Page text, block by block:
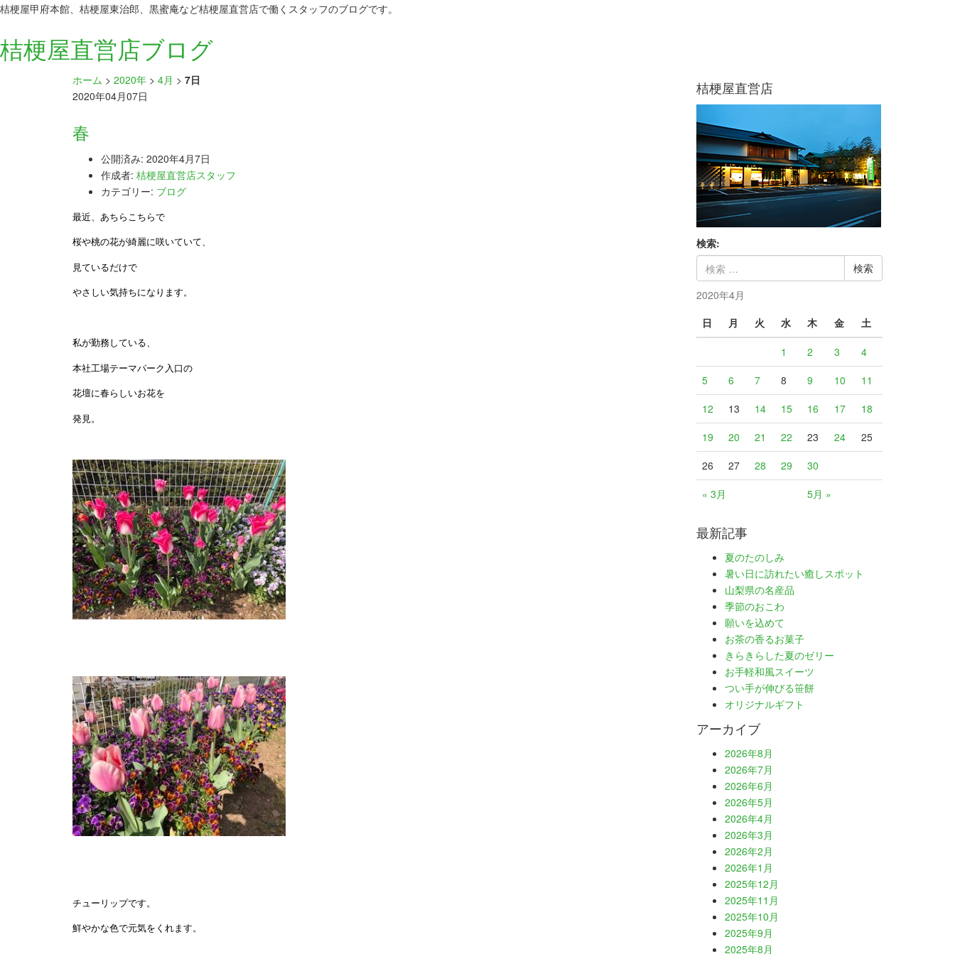
桔梗屋甲府本館、桔梗屋東治郎、黒蜜庵など桔梗屋直営店で働くスタッフのブログです。
桔梗屋直営店ブログ
ホーム > 2020年 > 4月 > 7日
2020年04月07日
春
公開済み: 2020年4月7日
作成者: 桔梗屋直営店スタッフ
カテゴリー: ブログ
最近、あちらこちらで
桜や桃の花が綺麗に咲いていて、
見ているだけで
やさしい気持ちになります。
私が勤務している、
本社工場テーマパーク入口の
花壇に春らしいお花を
発見。
チューリップです。
鮮やかな色で元気をくれます。
桔梗屋直営店
検索:
2020年4月
日
月 火 水 木 金 土
« 3月 5月 »
1 2 3
4
5
6 7 8 9 10
11
12
13 14 15 16 17
18
19
20 21 22 23 24
25
26
27 28 29 30
最新記事
夏のたのしみ
暑い日に訪れたい癒しスポット
山梨県の名産品
季節のおこわ
願いを込めて
お茶の香るお菓子
きらきらした夏のゼリー
お手軽和風スイーツ
つい手が伸びる笹餅
オリジナルギフト
アーカイブ
2026年8月
2026年7月
2026年6月
2026年5月
2026年4月
2026年3月
2026年2月
2026年1月
2025年12月
2025年11月
2025年10月
2025年9月
2025年8月